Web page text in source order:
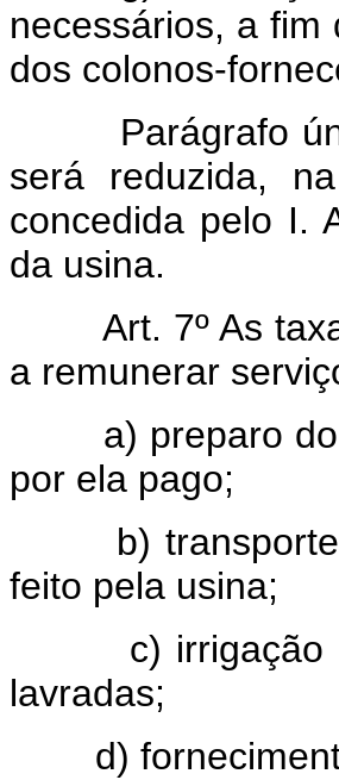
necessários, a
dos colonos-
Parágrafo
será reduzida,
concedida pelo I.
da usina.
Art. 7º As
a remunerar
a) preparo do
por ela pago;
b) transporte
feito pela usina;
c) irrigação
lavradas;
d) fornecimento